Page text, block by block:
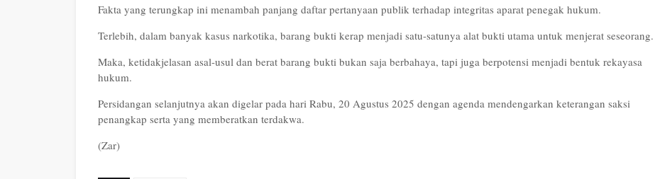
Fakta yang terungkap ini menambah panjang daftar pertanyaan publik terhadap integritas aparat penegak hukum.
Terlebih, dalam banyak kasus narkotika, barang bukti kerap menjadi satu-satunya alat bukti utama untuk menjerat seseorang.
Maka, ketidakjelasan asal-usul dan berat barang bukti bukan saja berbahaya, tapi juga berpotensi menjadi bentuk rekayasa
hukum.
Persidangan selanjutnya akan digelar pada hari Rabu, 20 Agustus 2025 dengan agenda mendengarkan keterangan saksi
penangkap serta yang memberatkan terdakwa.
(Zar)